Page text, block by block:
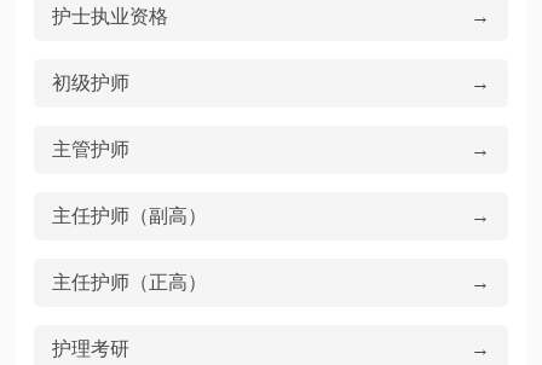
→
护士执业资格
→
初级护师
→
主管护师
→
主任护师（副高）
→
主任护师（正高）
→
护理考研